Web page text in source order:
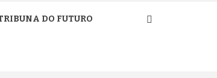
DO FUTURO